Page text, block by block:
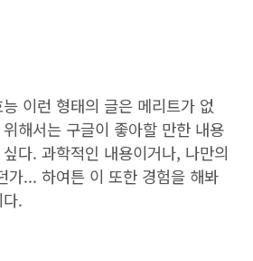
이런 형태의 글은 메리트가 없
해서는 구글이 좋아할 만한 내용
다. 과학적인 내용이거나, 나만의
가... 하여튼 이 또한 경험을 해봐
.